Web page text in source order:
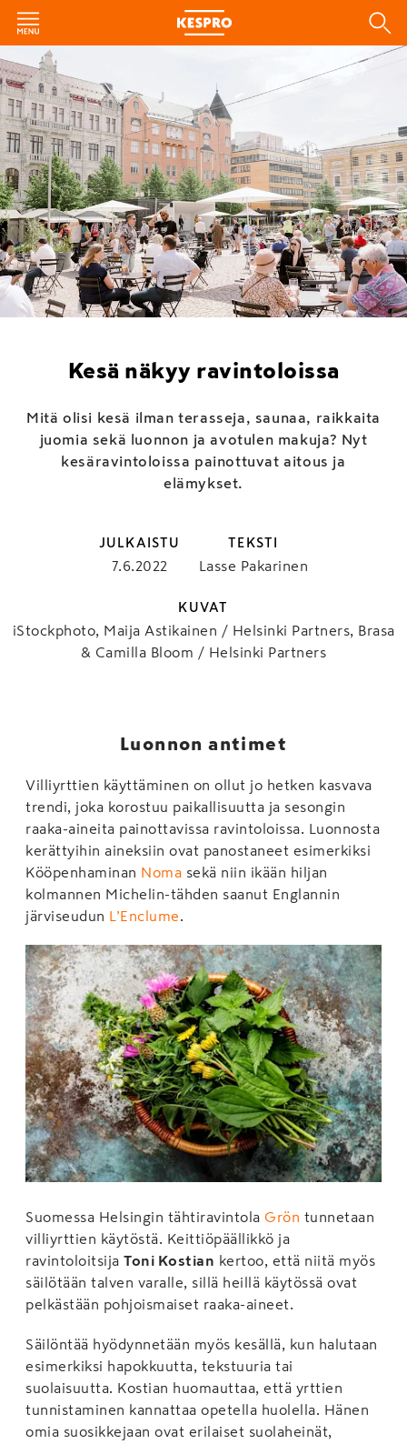
Kesä näkyy ravintoloissa
Mitä olisi kesä ilman terasseja, saunaa, raikkaita
juomia sekä luonnon ja avotulen makuja? Nyt
kesäravintoloissa painottuvat aitous ja
elämykset.
JULKAISTU
7.6.2022
TEKSTI
Lasse Pakarinen
KUVAT
iStockphoto, Maija Astikainen / Helsinki Partners, Brasa
& Camilla Bloom / Helsinki Partners
Luonnon antimet
Villiyrttien käyttäminen on ollut jo hetken kasvava
trendi, joka korostuu paikallisuutta ja sesongin
raaka-aineita painottavissa ravintoloissa. Luonnosta
kerättyihin aineksiin ovat panostaneet esimerkiksi
Kööpenhaminan Noma sekä niin ikään hiljan
kolmannen Michelin-tähden saanut Englannin
järviseudun L’Enclume
Suomessa Helsingin tähtiravintola Grön tunnetaan
villiyrttien käytöstä. Keittiöpäällikkö ja
ravintoloitsija Toni Kostian kertoo, että niitä myös
säilötään talven varalle, sillä heillä käytössä ovat
pelkästään pohjoismaiset raaka-aineet.
Säilöntää hyödynnetään myös kesällä, kun halutaan
esimerkiksi hapokkuutta, tekstuuria tai
suolaisuutta. Kostian huomauttaa, että yrttien
tunnistaminen kannattaa opetella huolella. Hänen
omia suosikkejaan ovat erilaiset suolaheinät,